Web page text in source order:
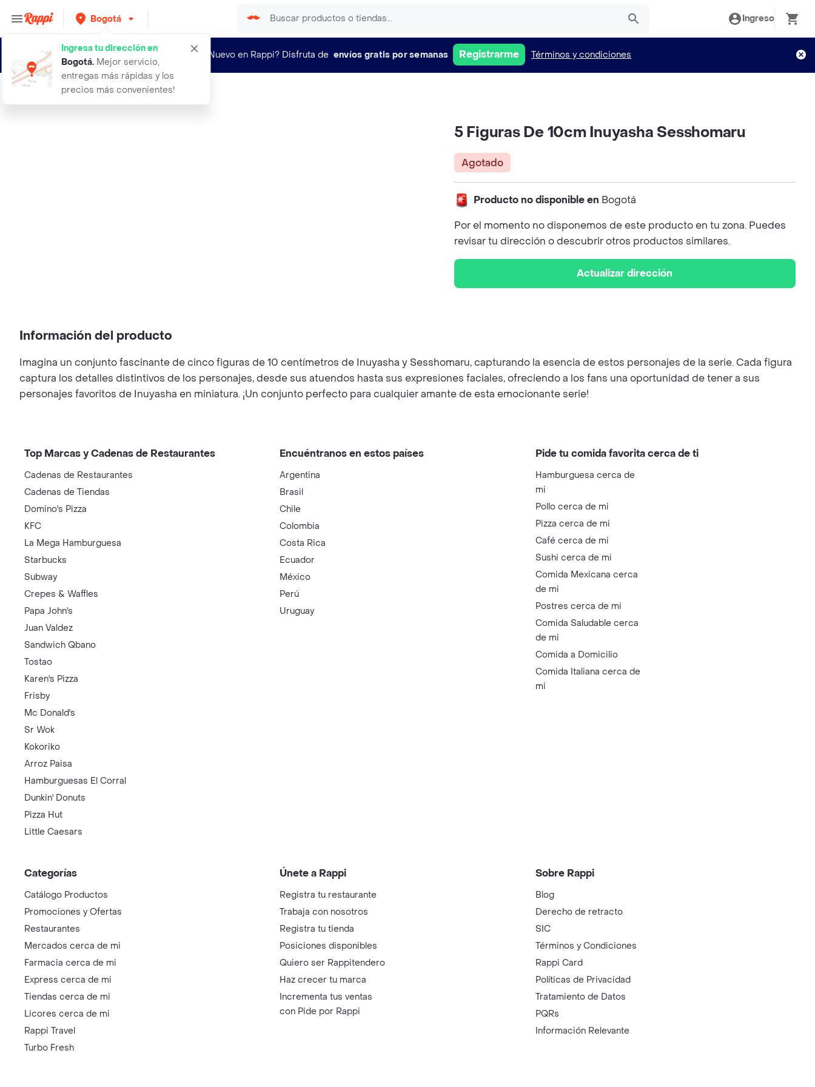
Bogotá
Ingresa tu dirección en
Bogotá. Mejor servicio,
entregas más rápidas y los
precios más convenientes!
Ingreso
¿Nuevo en Rappi? Disfruta de envíos gratis por semanas Registrarme Términos y condiciones
5 figuras de 10cm inuyasha sesshoma
5 Figuras De 10cm Inuyasha Sesshomaru
Agotado
Producto no disponible en Bogotá
Por el momento no disponemos de este producto en tu zona. Puedes
revisar tu dirección o descubrir otros productos similares.
Actualizar dirección
Información del producto
Imagina un conjunto fascinante de cinco figuras de 10 centímetros de Inuyasha y Sesshomaru, capturando la esencia de estos personajes de la serie. Cada figura
captura los detalles distintivos de los personajes, desde sus atuendos hasta sus expresiones faciales, ofreciendo a los fans una oportunidad de tener a sus
personajes favoritos de Inuyasha en miniatura. ¡Un conjunto perfecto para cualquier amante de esta emocionante serie!
Top Marcas y Cadenas de Restaurantes
Cadenas de Restaurantes
Cadenas de Tiendas
Domino's Pizza
KFC
La Mega Hamburguesa
Starbucks
Subway
Crepes & Waffles
Papa John's
Juan Valdez
Sandwich Qbano
Tostao
Karen's Pizza
Frisby
Mc Donald's
Sr Wok
Kokoriko
Arroz Paisa
Hamburguesas El Corral
Dunkin' Donuts
Pizza Hut
Little Caesars
Encuéntranos en estos países
Argentina
Brasil
Chile
Colombia
Costa Rica
Ecuador
México
Perú
Uruguay
Pide tu comida favorita cerca de ti
Hamburguesa cerca de
mi
Pollo cerca de mi
Pizza cerca de mi
Café cerca de mi
Sushi cerca de mi
Comida Mexicana cerca
de mi
Postres cerca de mi
Comida Saludable cerca
de mi
Comida a Domicilio
Comida Italiana cerca de
mi
Categorías
Catálogo Productos
Promociones y Ofertas
Restaurantes
Mercados cerca de mi
Farmacia cerca de mi
Express cerca de mi
Tiendas cerca de mi
Licores cerca de mi
Rappi Travel
Turbo Fresh
Únete a Rappi
Registra tu restaurante
Trabaja con nosotros
Registra tu tienda
Posiciones disponibles
Quiero ser Rappitendero
Haz crecer tu marca
Incrementa tus ventas
con Pide por Rappi
Sobre Rappi
Blog
Derecho de retracto
SIC
Términos y Condiciones
Rappi Card
Políticas de Privacidad
Tratamiento de Datos
PQRs
Información Relevante